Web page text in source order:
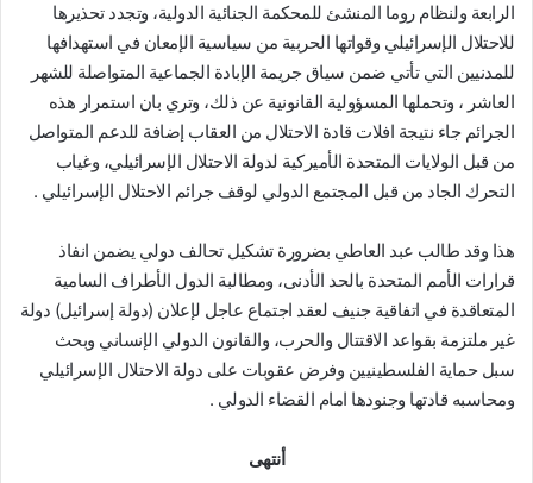
الرابعة ولنظام روما المنشئ للمحكمة الجنائية الدولية، وتجدد تحذيرها
للاحتلال الإسرائيلي وقواتها الحربية من سياسية الإمعان في استهدافها
للمدنيين التي تأتي ضمن سياق جريمة الإبادة الجماعية المتواصلة للشهر
العاشر ، وتحملها المسؤولية القانونية عن ذلك، وتري بان استمرار هذه
الجرائم جاء نتيجة افلات قادة الاحتلال من العقاب إضافة للدعم المتواصل
من قبل الولايات المتحدة الأميركية لدولة الاحتلال الإسرائيلي، وغياب
التحرك الجاد من قبل المجتمع الدولي لوقف جرائم الاحتلال الإسرائيلي .
هذا وقد طالب عبد العاطي بضرورة تشكيل تحالف دولي يضمن انفاذ
قرارات الأمم المتحدة بالحد الأدنى، ومطالبة الدول الأطراف السامية
المتعاقدة في اتفاقية جنيف لعقد اجتماع عاجل لإعلان (دولة إسرائيل) دولة
غير ملتزمة بقواعد الاقتتال والحرب، والقانون الدولي الإنساني وبحث
سبل حماية الفلسطينيين وفرض عقوبات على دولة الاحتلال الإسرائيلي
ومحاسبه قادتها وجنودها امام القضاء الدولي .
أنتهى